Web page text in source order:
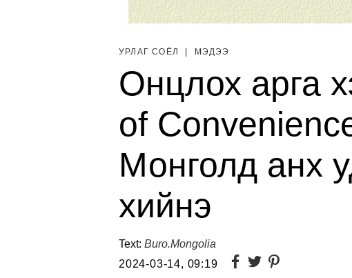
УРЛАГ СОЁЛ МЭДЭЭ
Онцлох арга
of
Монголд анх
хийнэ
Text: Buro.Mongolia
2024-03-14, 09:19